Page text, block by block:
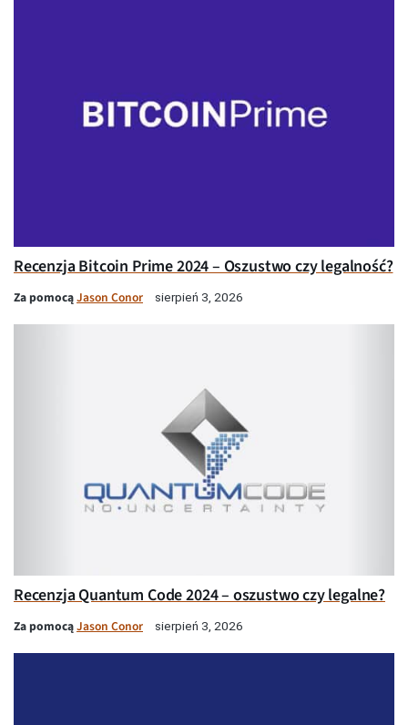
Recenzja Bitcoin Prime 2024 – Oszustwo czy legalność?
Za pomocąJason Conor sierpień 3, 2026
Recenzja Quantum Code 2024 – oszustwo czy legalne?
Za pomocąJason Conor sierpień 3, 2026